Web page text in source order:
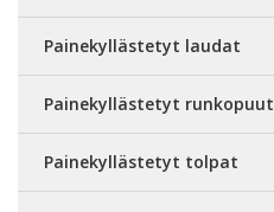
Painekyllästetyt laudat
Painekyllästetyt runkopuut
Painekyllästetyt tolpat